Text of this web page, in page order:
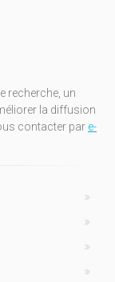
recherche, un
la diffusion
contacter par e-